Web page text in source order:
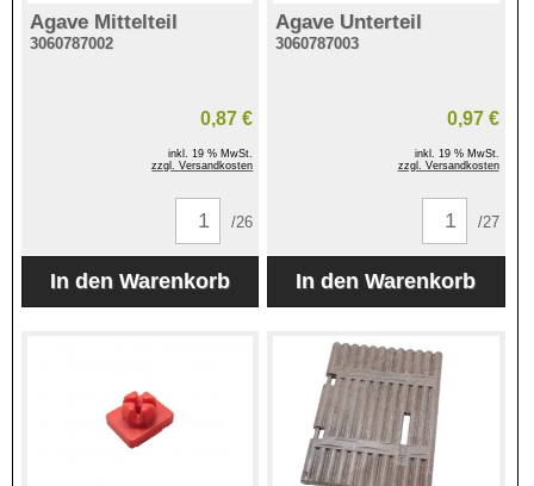
Agave Mittelteil
3060787002
0,87 €
inkl. 19 % MwSt.
zzgl. Versandkosten
/26
Agave Unterteil
3060787003
0,97 €
inkl. 19 % MwSt.
zzgl. Versandkosten
/27